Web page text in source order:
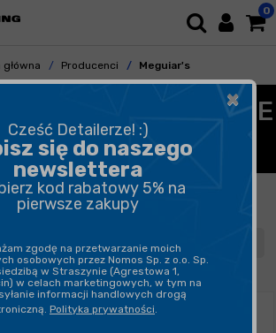
0
Producenci Meguiar's
- PROFESJONALNE
SAMOCHODOWE
SORTUJ
1 2 3
×
Cześć Detailerze! :)
się do naszego
newslettera
kod rabatowy 5% na
pierwsze zakupy
zgodę na przetwarzanie moich
osobowych przez Nomos Sp. z o.o. Sp.
w Straszynie (Agrestowa 1,
w celach marketingowych, w tym na
informacji handlowych drogą
Polityka prywatności.